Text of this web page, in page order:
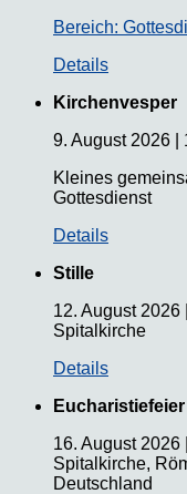
Bereich:
Details
Kirchenvesper
9. August 2026
Kleines
Gottesdienst
Details
Stille
12. August 2026
Spitalkirche
Details
Eucharistiefeier
16. August 2026
Spitalkirche,
Deutschland